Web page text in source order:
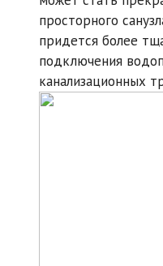
просторного
придется более
подключения
канализационных